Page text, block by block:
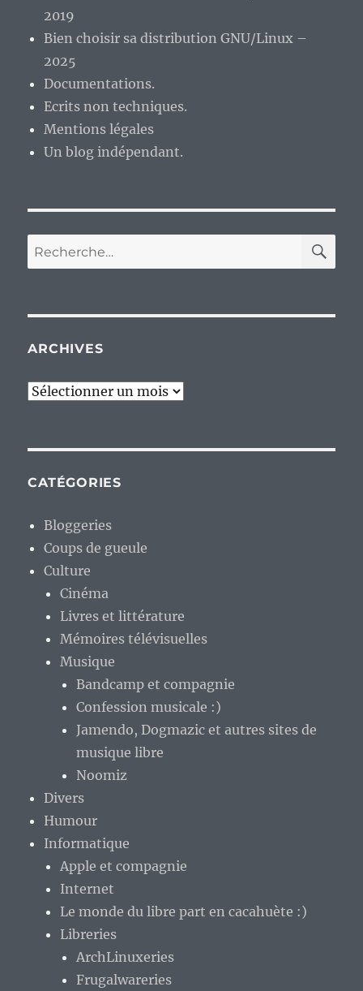
2019
Bien choisir sa distribution GNU/Linux –
2025
Documentations.
Ecrits non techniques.
Mentions légales
Un blog indépendant.
Recherche
pour :
ARCHIVES
Archives
CATÉGORIES
Bloggeries
Coups de gueule
Culture
Cinéma
Livres et littérature
Mémoires télévisuelles
Musique
Bandcamp et compagnie
Confession musicale :)
Jamendo, Dogmazic et autres sites de
musique libre
Noomiz
Divers
Humour
Informatique
Apple et compagnie
Internet
Le monde du libre part en cacahuète :)
Libreries
ArchLinuxeries
Frugalwareries